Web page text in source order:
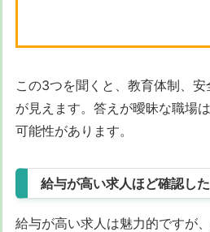
この3つを聞くと、教育体制、
が見えます。答えが曖昧な職場
可能性があります。
給与が高い求人ほど確認し
給与が高い求人は魅力的ですが